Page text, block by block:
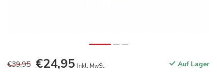
€39,95 €24,95 Inkl. MwSt. Auf Lager